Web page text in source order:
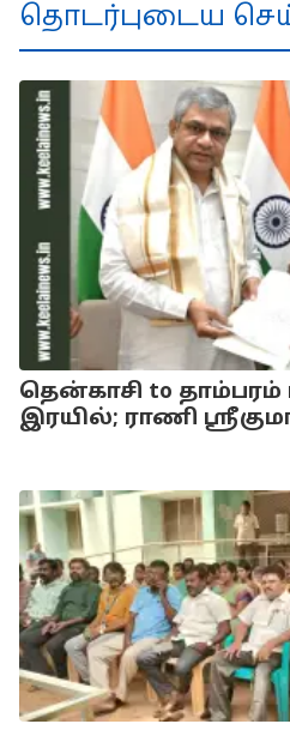
தொடர்புடைய
தென்காசி to தாம்பரம்
இரயில்; ராணி